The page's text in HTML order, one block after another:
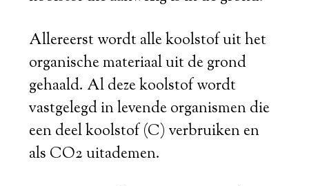
Allereerst wordt alle koolstof uit het
organische materiaal uit de grond
gehaald. Al deze koolstof wordt
vastgelegd in levende organismen die
een deel koolstof (C) verbruiken en
als CO2 uitademen.